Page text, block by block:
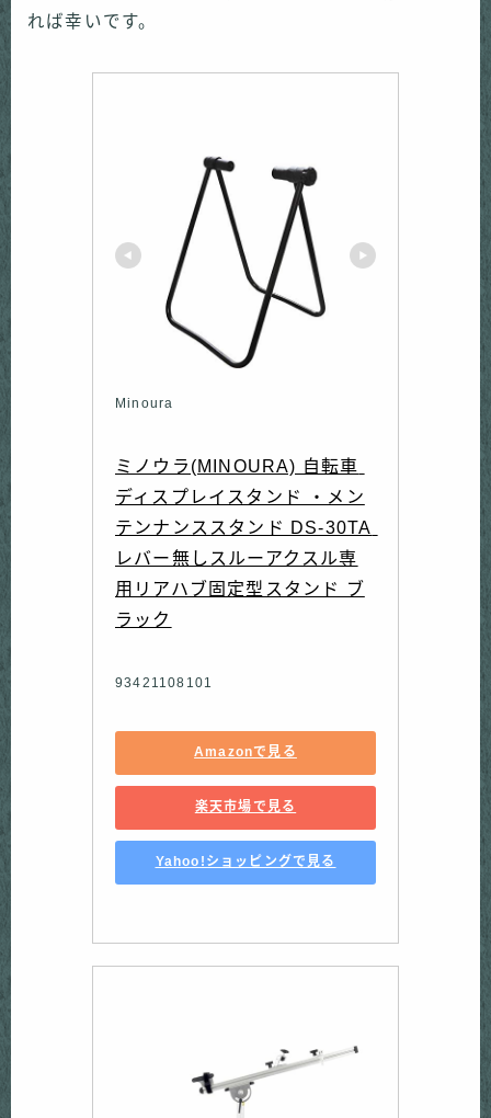
れば幸いです。
Minoura
ミノウラ(MINOURA) 自転車
ディスプレイスタンド ・メン
テンナンススタンド DS-30TA
レバー無しスルーアクスル専
用リアハブ固定型スタンド ブ
ラック
93421108101
Amazonで見る
楽天市場で見る
Yahoo!ショッピングで見る